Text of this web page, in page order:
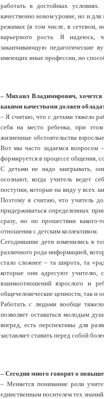
работать в достойных
качественно новом уровне, но и
режимах (в том числе, в сетевом,
карьерного роста. Я надеюсь,
заканчивающую педагогические
имеющих иные профессии, но
– Михаил Владимирович,
какими качествами должен
– Я считаю, что с детьми тяжело
себя на место ребенка, при
жизненные обстоятельства
Вот мы часто задаемся вопросом
формируется в процессе общения,
С детьми не надо заигрывать,
осознают, когда учитель ведет
поступки, которые на виду у всех
Поэтому я считаю, что учитель
придерживаться определенных
сразу, но по прошествии какого-
отношения с детским коллективом.
Сегодняшние дети изменились в
различного рода информацией,
стало сложнее – та широта, та
которые они адресуют учителю,
взаимоотношений взрослого и
общечеловеческие ценности, так и
Работать с людьми вообще
позволяет оставаться молодым
вперед, есть перспективы для
заставляет ставить перед собой
– Сегодня много говорят о
– Меняется понимание роли
единственным носителем тех